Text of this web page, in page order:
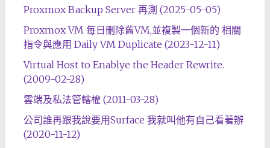
Proxmox Backup Server 再測 (2025-05-05)
Proxmox VM 每日刪除舊VM,並複製一個新的 相關
指令與應用 Daily VM Duplicate (2023-12-11)
Virtual Host to Enablye the Header Rewrite.
(2009-02-28)
雲端及私法管轄權 (2011-03-28)
公司誰再跟我說要用Surface 我就叫他有自己看著辦
(2020-11-12)